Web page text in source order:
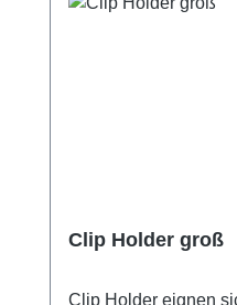
Clip Holder groß
Clip Holder eignen